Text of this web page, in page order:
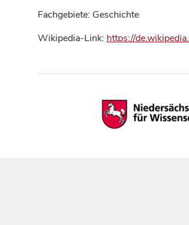
Fachgebiete: Geschichte
Wikipedia-Link: https://